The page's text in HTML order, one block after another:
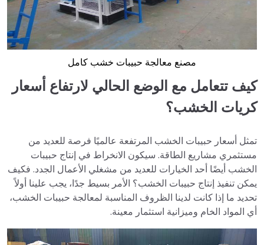
مصنع معالجة حبيبات خشب كامل
كيف تتعامل مع الوضع الحالي لارتفاع أسعار
كريات الخشب؟
تمثل أسعار حبيبات الخشب المرتفعة عالميًا فرصة للعديد من
مستثمري مشاريع الطاقة. سيكون الانخراط في إنتاج حبيبات
الخشب أيضًا أحد الخيارات للعديد من مشغلي الأعمال الجدد. فكيف
يمكن تنفيذ إنتاج حبيبات الخشب؟ الأمر بسيط جدًا، يجب علينا أولاً
تحديد ما إذا كانت لدينا الظروف المناسبة لمعالجة حبيبات الخشب،
أي المواد الخام وميزانية استثمار معينة.